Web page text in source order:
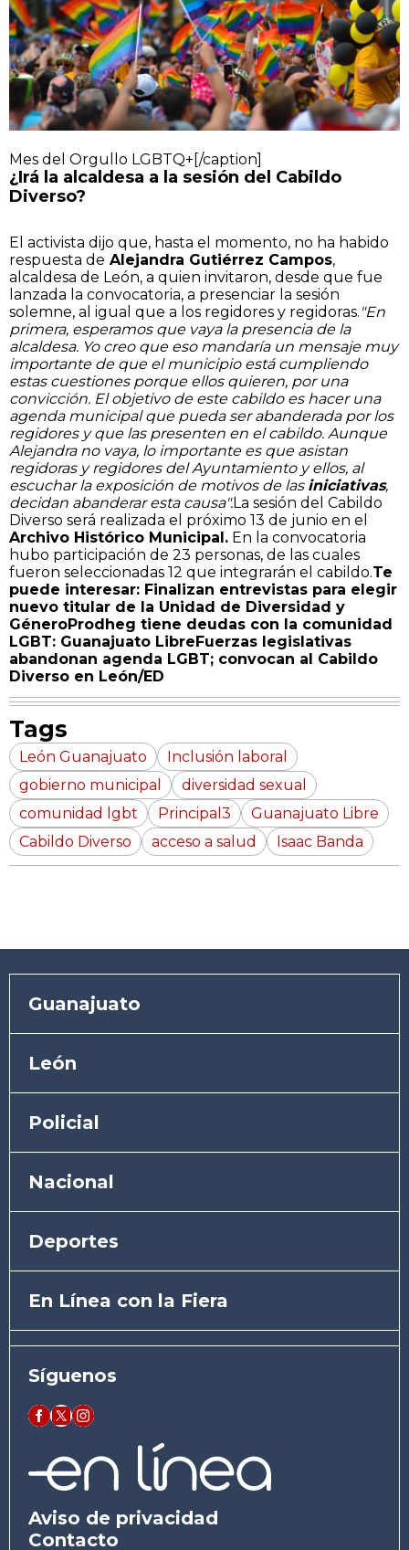
Mes del Orgullo LGBTQ+[/caption]
¿Irá la alcaldesa a la sesión del Cabildo
Diverso?
El activista dijo que, hasta el momento, no ha habido
respuesta de Alejandra Gutiérrez Campos,
alcaldesa de León, a quien invitaron, desde que fue
lanzada la convocatoria, a presenciar la sesión
solemne, al igual que a los regidores y regidoras. "En
primera, esperamos que vaya la presencia de la
alcaldesa. Yo creo que eso mandaría un mensaje muy
importante de que el municipio está cumpliendo
estas cuestiones porque ellos quieren, por una
convicción. El objetivo de este cabildo es hacer una
agenda municipal que pueda ser abanderada por los
regidores y que las presenten en el cabildo. Aunque
Alejandra no vaya, lo importante es que asistan
regidoras y regidores del Ayuntamiento y ellos, al
escuchar la exposición de motivos de las iniciativas,
decidan abanderar esta causa".La sesión del Cabildo
Diverso será realizada el próximo 13 de junio en el
Archivo Histórico Municipal. En la convocatoria
hubo participación de 23 personas, de las cuales
fueron seleccionadas 12 que integrarán el cabildo.Te
puede interesar: Finalizan entrevistas para elegir
nuevo titular de la Unidad de Diversidad y
GéneroProdheg tiene deudas con la comunidad
LGBT: Guanajuato Libre Fuerzas legislativas
abandonan agenda LGBT; convocan al Cabildo
Diverso en León/ED
Tags
León Guanajuato
Inclusión laboral
gobierno municipal
diversidad sexual
comunidad lgbt
Principal3
Guanajuato Libre
Cabildo Diverso
acceso a salud Isaac Banda
Guanajuato
León
Policial
Nacional
Deportes
En Línea con la Fiera
Síguenos
Aviso de privacidad
Contacto